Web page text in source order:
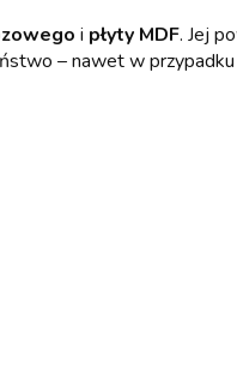
i płyty MDF. Jej
– nawet w przypadku